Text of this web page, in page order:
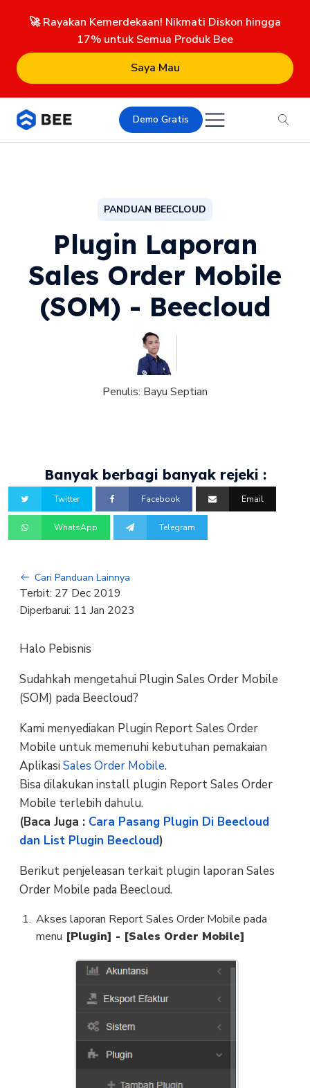
🚀 Rayakan Kemerdekaan! Nikmati Diskon hingga
17% untuk Semua Produk Bee
Saya Mau
Demo Gratis
PANDUAN BEECLOUD
Plugin Laporan
Sales Order Mobile
(SOM) - Beecloud
Penulis: Bayu Septian
Banyak berbagi banyak rejeki :
Twitter Facebook Email
WhatsApp Telegram
Cari Panduan Lainnya
Terbit: 27 Dec 2019
Diperbarui: 11 Jan 2023
Halo Pebisnis
Sudahkah mengetahui Plugin Sales Order Mobile
(SOM) pada Beecloud?
Kami menyediakan Plugin Report Sales Order
Mobile untuk memenuhi kebutuhan pemakaian
Aplikasi Sales Order Mobile.
Bisa dilakukan install plugin Report Sales Order
Mobile terlebih dahulu.
(Baca Juga : Cara Pasang Plugin Di Beecloud
dan List Plugin Beecloud)
Berikut penjeleasan terkait plugin laporan Sales
Order Mobile pada Beecloud.
Akses laporan Report Sales Order Mobile pada
menu [Plugin] - [Sales Order Mobile]